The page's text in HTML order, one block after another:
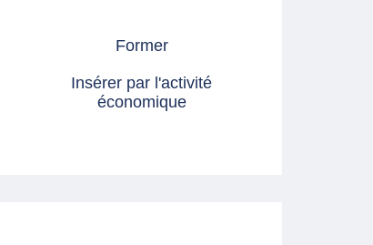
Former
Insérer par l'activité
économique